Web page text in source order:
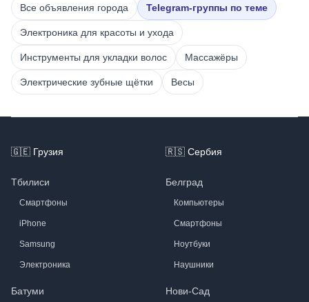
Все объявления города Telegram-группы по теме
Электроника для красоты и ухода
Инструменты для укладки волос Массажёры
Электрические зубные щётки Весы
🇬🇪 Грузия
Тбилиси
Смартфоны
iPhone
Samsung
Электроника
Батуми
🇷🇸 Сербия
Белград
Компьютеры
Смартфоны
Ноутбуки
Наушники
Нови-Сад